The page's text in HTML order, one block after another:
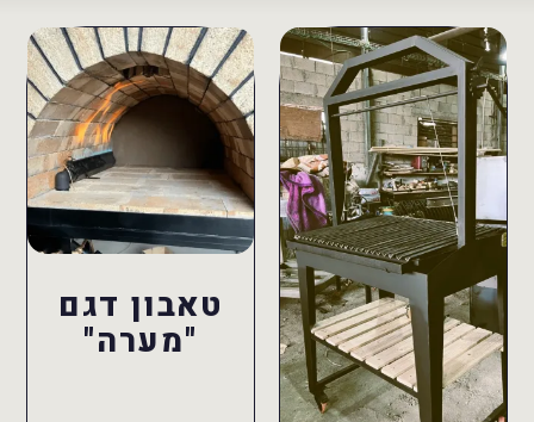
טאבון דגם
"מערה"